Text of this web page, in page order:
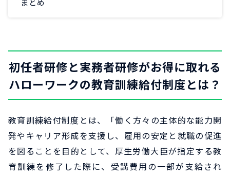
まとめ
初任者研修と実務者研修がお得に取れる
ハローワークの教育訓練給付制度とは？
教育訓練給付制度とは、「働く方々の主体的な能力開
発やキャリア形成を支援し、雇用の安定と就職の促進
を図ることを目的として、厚生労働大臣が指定する教
育訓練を修了した際に、受講費用の一部が支給され